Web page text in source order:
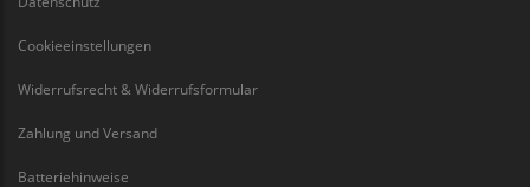
Cookieeinstellungen
Widerrufsrecht & Widerrufsformular
Zahlung und Versand
Batteriehinweise